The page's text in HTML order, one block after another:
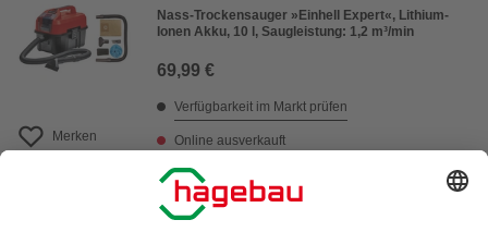
Merken
Nass-Trockensauger »Einhell Expert«, Lithium-
Ionen Akku, 10 l, Saugleistung: 1,2 m³/min
69,99 €
Verfügbarkeit im Markt prüfen
Online ausverkauft